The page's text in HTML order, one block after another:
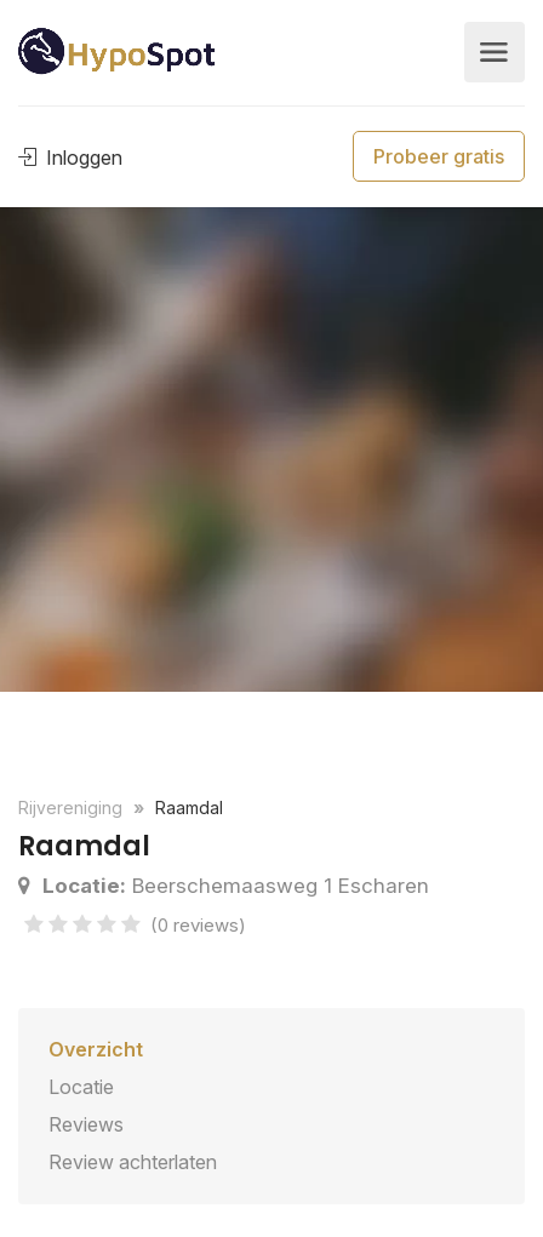
Inloggen Probeer gratis
Rijvereniging Raamdal
Raamdal
Locatie: Beerschemaasweg 1 Escharen
(0 reviews)
Overzicht
Locatie
Reviews
Review achterlaten